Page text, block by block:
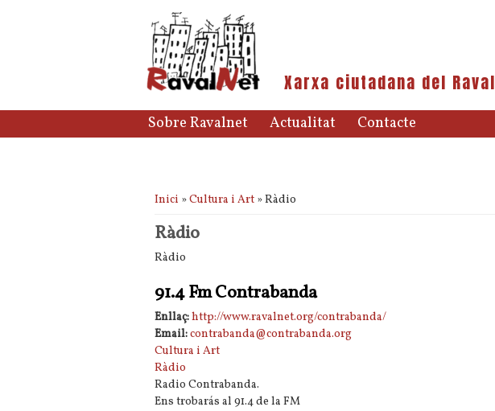
Xarxa ciutadana del Raval
Sobre Ravalnet Actualitat Contacte
Esteu aquí
Inici »Cultura i Art » Ràdio
Ràdio
Ràdio
91.4 Fm Contrabanda
Enllaç:http://www.ravalnet.org/contrabanda/
Email:contrabanda@contrabanda.org
Cultura i Art
Ràdio
Radio Contrabanda.
Ens trobarás al 91.4 de la FM